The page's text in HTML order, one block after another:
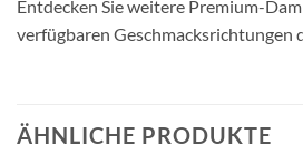
Entdecken Sie weitere Premium-
verfügbaren Geschmacksrichtungen
ÄHNLICHE PRODUKTE